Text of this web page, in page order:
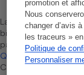
promotion et
Nous
changer d’avis
les traceurs »
Politique de
Personnaliser
La sélection de
bien que non-
par Bureau Veritas
Que Choisir, il
Choisir Ensemble et